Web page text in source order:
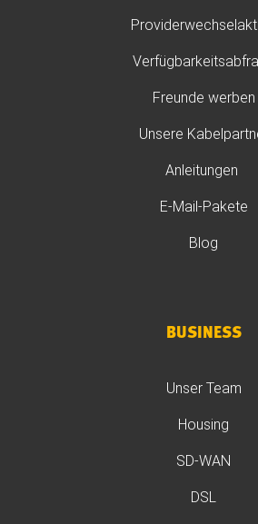
Freunde werben
Unsere
Anleitungen
E-Mail-Pakete
Blog
BUSINESS
Unser Team
Housing
SD-WAN
DSL